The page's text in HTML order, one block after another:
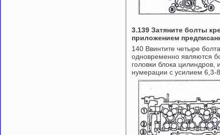
3.139 Затяните болты
приложением
140 Ввинтите четыре
одновременно являются
головки блока цилиндров,
нумерации с усилием